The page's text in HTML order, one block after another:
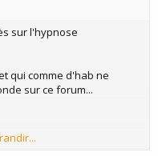
sur l'hypnose
qui comme d'hab ne
sur ce forum...